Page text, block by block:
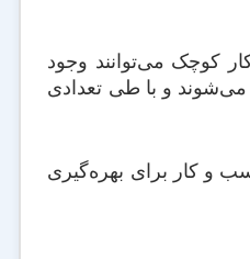
کوچک می‌توانند وجود
می‌شوند و با طی تعدادی
و کار برای بهره‌گیری